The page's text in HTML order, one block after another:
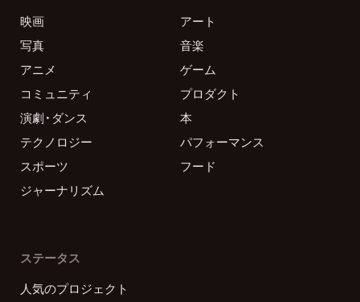
映画
アート
写真
音楽
アニメ
ゲーム
コミュニティ
プロダクト
演劇・ダンス
本
テクノロジー
パフォーマンス
スポーツ
フード
ジャーナリズム
ステータス
人気のプロジェクト